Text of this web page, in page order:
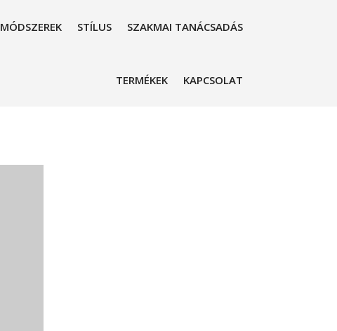
MÓDSZEREK STÍLUS SZAKMAI TANÁCSADÁS
TERMÉKEK KAPCSOLAT